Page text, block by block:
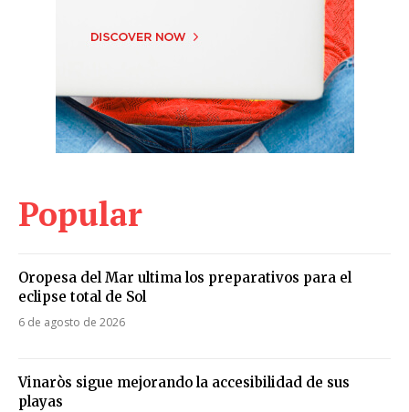
Popular
Oropesa del Mar ultima los preparativos para el
eclipse total de Sol
6 de agosto de 2026
Vinaròs sigue mejorando la accesibilidad de sus
playas